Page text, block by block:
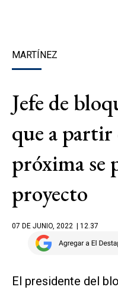
MARTÍNEZ
Jefe de
que a partir
próxima se
proyecto
07 DE JUNIO, 2022 | 12.37
El presidente del